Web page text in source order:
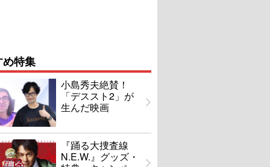
特集
小島秀夫絶賛！
「デススト2」が
生んだ映画
『踊る大捜査線
N.E.W.』グッズ・